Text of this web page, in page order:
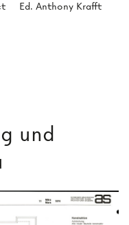
und
Ed. Anthony Krafft